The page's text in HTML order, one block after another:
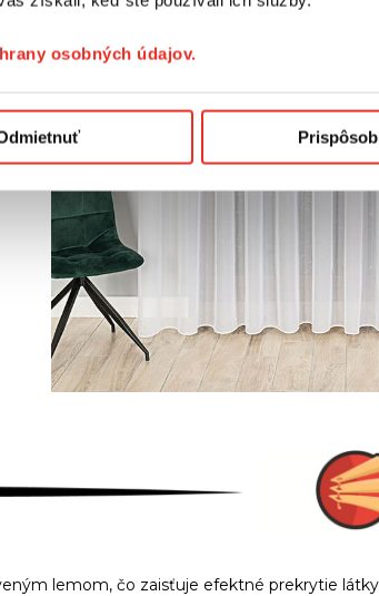
osobných údajov.
lemom, čo zaisťuje efektné prekrytie